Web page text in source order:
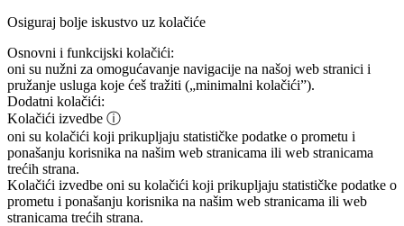
Osiguraj bolje iskustvo uz kolačiće
Osnovni i funkcijski kolačići:
oni su nužni za omogućavanje navigacije na našoj web stranici i
pružanje usluga koje ćeš tražiti („minimalni kolačići”).
Dodatni kolačići:
Kolačići izvedbe ⓘ
oni su kolačići koji prikupljaju statističke podatke o prometu i
ponašanju korisnika na našim web stranicama ili web stranicama
trećih strana.
Kolačići izvedbe oni su kolačići koji prikupljaju statističke podatke o
prometu i ponašanju korisnika na našim web stranicama ili web
stranicama trećih strana.